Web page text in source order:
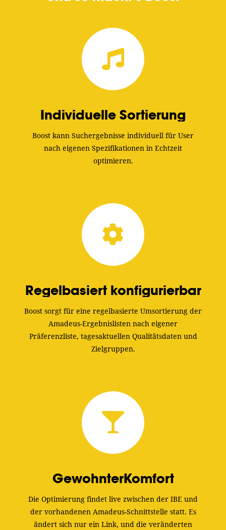
Individuelle Sortierung
Boost kann Suchergebnisse individuell für User
nach eigenen Spezifikationen in Echtzeit
optimieren.
Regelbasiert konfigurierbar
Boost sorgt für eine regelbasierte Umsortierung der
Amadeus-Ergebnislisten nach eigener
Präferenzliste, tagesaktuellen Qualitätsdaten und
Zielgruppen.
GewohnterKomfort
Die Optimierung findet live zwischen der IBE und
der vorhandenen Amadeus-Schnittstelle statt. Es
ändert sich nur ein Link, und die veränderten